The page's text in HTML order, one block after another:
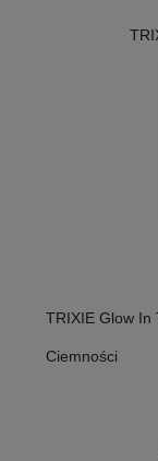
TRIXIE Glow In
Ciemności